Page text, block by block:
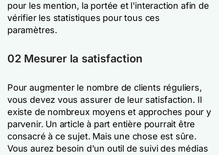
pour les mention, la portée et l'interaction afin de
vérifier les statistiques pour tous ces
paramètres.
02 Mesurer la satisfaction
Pour augmenter le nombre de clients réguliers,
vous devez vous assurer de leur satisfaction. Il
existe de nombreux moyens et approches pour y
parvenir. Un article à part entière pourrait être
consacré à ce sujet. Mais une chose est sûre.
Vous aurez besoin d'un outil de suivi des médias